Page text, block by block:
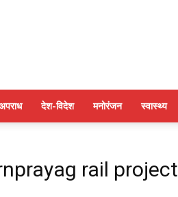
देश-विदेश मनोरंजन स्वास्थ्य
rail project